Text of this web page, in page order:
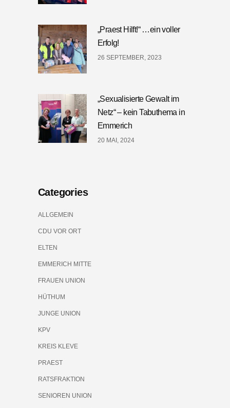
„Praest Hilft!“ …ein voller
Erfolg!
26 SEPTEMBER, 2023
„Sexualisierte Gewalt im
Netz“ – kein Tabuthema in
Emmerich
20 MAI, 2024
Categories
ALLGEMEIN
CDU VOR ORT
ELTEN
EMMERICH MITTE
FRAUEN UNION
HÜTHUM
JUNGE UNION
KPV
KREIS KLEVE
PRAEST
RATSFRAKTION
SENIOREN UNION